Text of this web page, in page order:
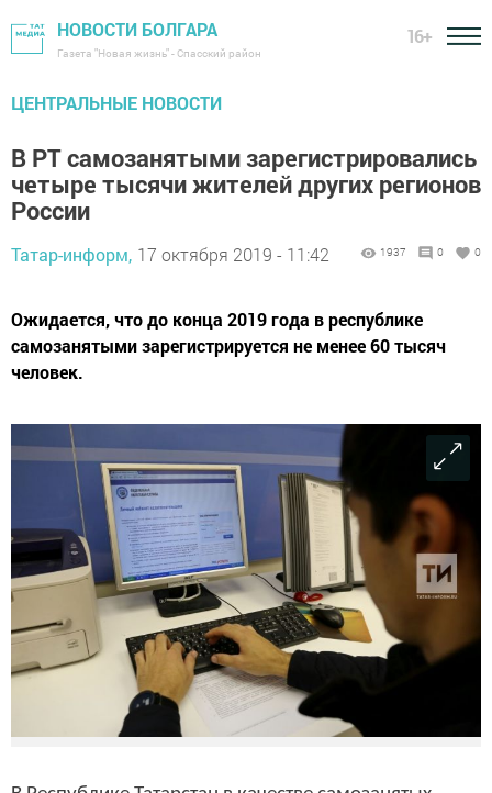
НОВОСТИ БОЛГАРА
Газета "Новая жизнь" - Спасский район
16+
ЦЕНТРАЛЬНЫЕ НОВОСТИ
В РТ самозанятыми зарегистрировались
четыре тысячи жителей других регионов
России
Татар-информ, 17 октября 2019 - 11:42 1937 0 0
Ожидается, что до конца 2019 года в республике
самозанятыми зарегистрируется не менее 60 тысяч
человек.